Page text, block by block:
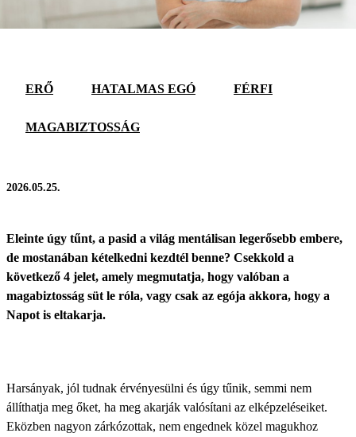
ERŐ HATALMAS EGÓ FÉRFI
MAGABIZTOSSÁG
2026.05.25.
Eleinte úgy tűnt, a pasid a világ mentálisan legerősebb embere,
de mostanában kételkedni kezdtél benne? Csekkold a
következő 4 jelet, amely megmutatja, hogy valóban a
magabiztosság süt le róla, vagy csak az egója akkora, hogy a
Napot is eltakarja.
Harsányak, jól tudnak érvényesülni és úgy tűnik, semmi nem
állíthatja meg őket, ha meg akarják valósítani az elképzeléseiket.
Eközben nagyon zárkózottak, nem engednek közel magukhoz